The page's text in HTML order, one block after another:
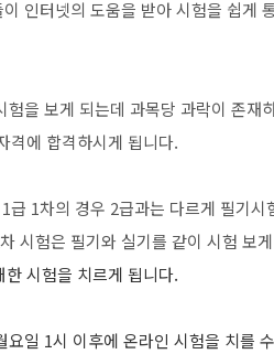
인터넷의 도움을 받아 시험을 쉽게
을 보게 되는데 과목당 과락이 존재
격에 합격하시게 됩니다.
급 1차의 경우 2급과는 다르게 필기
시험은 필기와 실기를 같이 시험 보
시험을 치르게 됩니다.
일 1시 이후에 온라인 시험을 치를